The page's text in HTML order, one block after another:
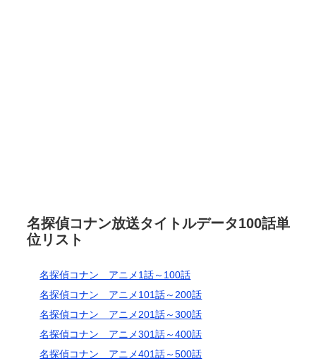
名探偵コナン放送タイトルデータ100話単
位リスト
名探偵コナン アニメ1話～100話
名探偵コナン アニメ101話～200話
名探偵コナン アニメ201話～300話
名探偵コナン アニメ301話～400話
名探偵コナン アニメ401話～500話